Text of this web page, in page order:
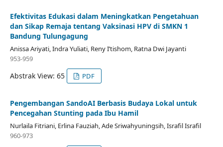
Efektivitas Edukasi dalam Meningkatkan Pengetahuan
dan Sikap Remaja tentang Vaksinasi HPV di SMKN 1
Bandung Tulungagung
Anissa Ariyati, Indra Yuliati, Reny I’tishom, Ratna Dwi Jayanti
953-959
Abstrak View: 65 PDF
Pengembangan SandoAI Berbasis Budaya Lokal untuk
Pencegahan Stunting pada Ibu Hamil
Nurlaila Fitriani, Erlina Fauziah, Ade Sriwahyuningsih, Israfil Israfil
960-973